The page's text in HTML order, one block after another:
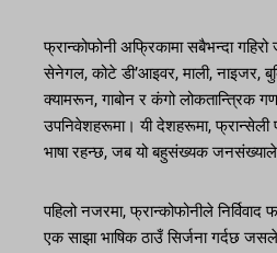
फ्रान्कोफोनी अफ्रिकामा सबैभन्दा
सेनेगल, कोटे डी’आइवर, माली, नाइजर,
क्यामरून, गाबोन र कंगो लोकतान्त्रिक
उपनिवेशहरूमा। यी देशहरूमा, फ्रान्सेली
भाषा रहन्छ, जब यो बहुसंख्यक जनसंख्याले
पहिलो नजरमा, फ्रान्कोफोनीले
एक साझा भाषिक ठाउँ सिर्जना गर्दछ